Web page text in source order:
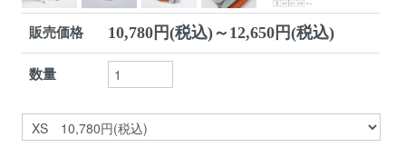
販売価格 10,780円(税込)～12,650円(税込)
数量